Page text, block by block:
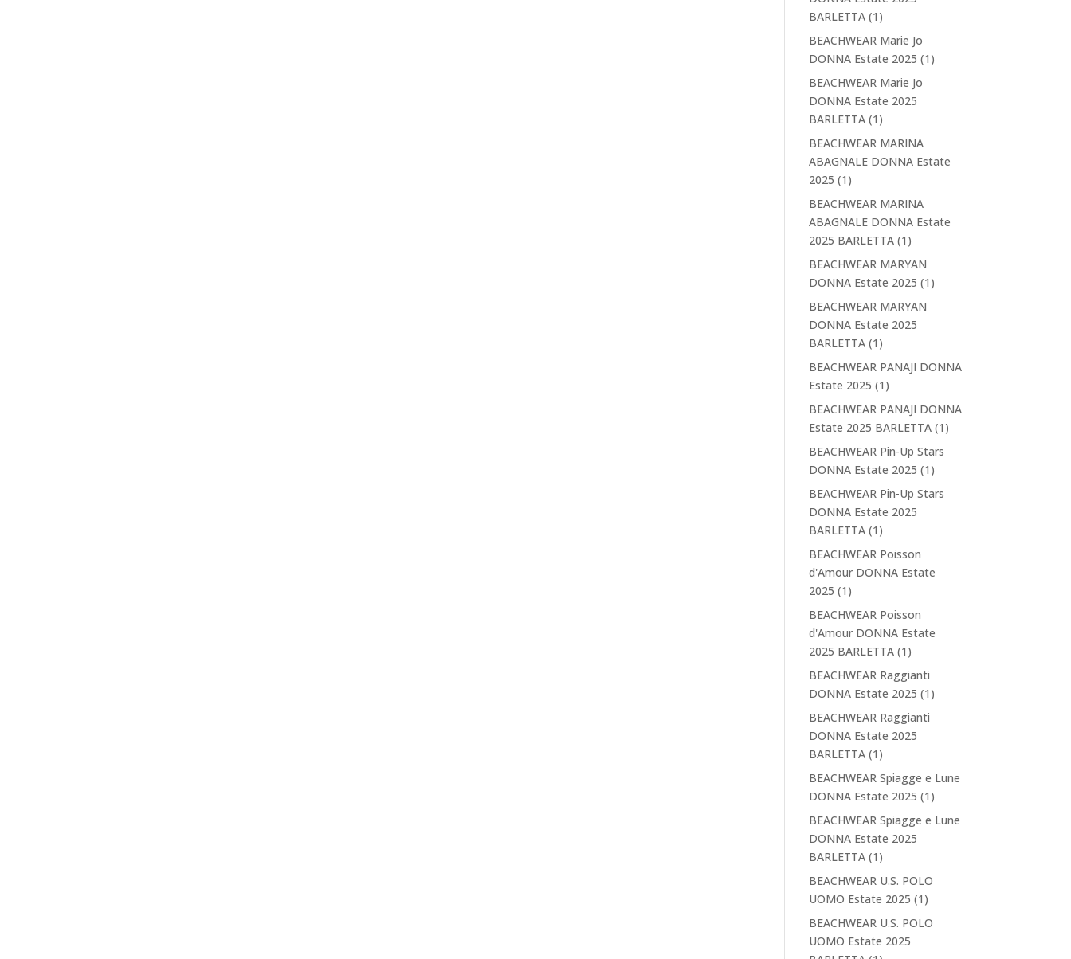
BARLETTA (1)
BEACHWEAR Marie Jo
DONNA Estate 2025 (1)
BEACHWEAR Marie Jo
DONNA Estate 2025
BARLETTA (1)
BEACHWEAR MARINA
ABAGNALE DONNA Estate
2025 (1)
BEACHWEAR MARINA
ABAGNALE DONNA Estate
2025 BARLETTA (1)
BEACHWEAR MARYAN
DONNA Estate 2025 (1)
BEACHWEAR MARYAN
DONNA Estate 2025
BARLETTA (1)
BEACHWEAR PANAJI DONNA
Estate 2025 (1)
BEACHWEAR PANAJI DONNA
Estate 2025 BARLETTA (1)
BEACHWEAR Pin-Up Stars
DONNA Estate 2025 (1)
BEACHWEAR Pin-Up Stars
DONNA Estate 2025
BARLETTA (1)
BEACHWEAR Poisson
d'Amour DONNA Estate
2025 (1)
BEACHWEAR Poisson
d'Amour DONNA Estate
2025 BARLETTA (1)
BEACHWEAR Raggianti
DONNA Estate 2025 (1)
BEACHWEAR Raggianti
DONNA Estate 2025
BARLETTA (1)
BEACHWEAR Spiagge e Lune
DONNA Estate 2025 (1)
BEACHWEAR Spiagge e Lune
DONNA Estate 2025
BARLETTA (1)
BEACHWEAR U.S. POLO
UOMO Estate 2025 (1)
BEACHWEAR U.S. POLO
UOMO Estate 2025